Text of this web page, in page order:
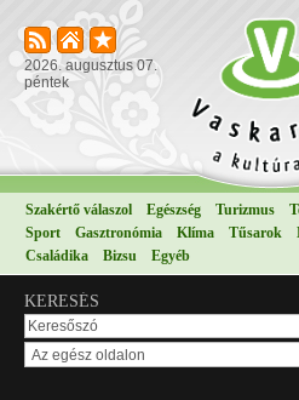
2026. augusztus 07.
péntek
Szakértő válaszol Egészség Turizmus
Sport
Gasztronómia Klíma Tűsarok
Családika
Bizsu Egyéb
KERESÉS